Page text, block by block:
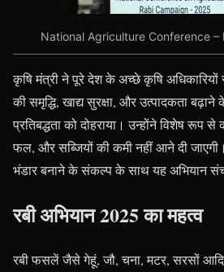
National Agriculture Conference –
कृषि मंत्री ने पूरे देश के अच्छे कृषि
की समृद्धि, खाद्य सुरक्षा, और उत्पादकता
प्रतिबद्धता को दोहराया। उन्होंने विशेष रूप
फल, और सब्जियों की कमी नहीं आने दी
भंडार बनाने के संकल्प के साथ यह अभियान
रबी अभियान 2025 का महत्व
रबी फसलें जैसे गेहूं, जौ, चना, मटर, सरसों आदि